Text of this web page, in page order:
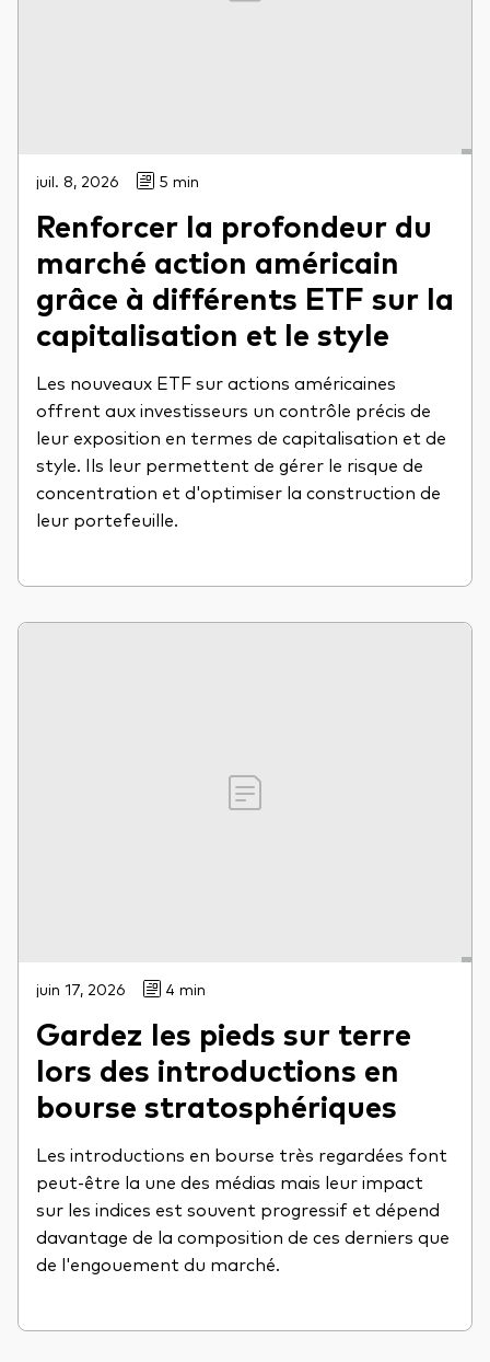
juil. 8, 2026 5 min
Renforcer la profondeur du
marché action américain
grâce à différents ETF sur la
capitalisation et le style
Les nouveaux ETF sur actions américaines
offrent aux investisseurs un contrôle précis de
leur exposition en termes de capitalisation et de
style. Ils leur permettent de gérer le risque de
concentration et d'optimiser la construction de
leur portefeuille.
juin 17, 2026 4 min
Gardez les pieds sur terre
lors des introductions en
bourse stratosphériques
Les introductions en bourse très regardées font
peut-être la une des médias mais leur impact
sur les indices est souvent progressif et dépend
davantage de la composition de ces derniers que
de l'engouement du marché.